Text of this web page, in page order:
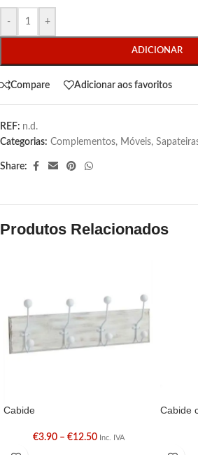
- +
ADICIONAR
Compare Adicionar aos favoritos
REF: n.d.
Categorias: Complementos, Móveis,
Share:
Produtos Relacionados
Cabide
€3.90 – €12.50 Inc. IVA
Cabide